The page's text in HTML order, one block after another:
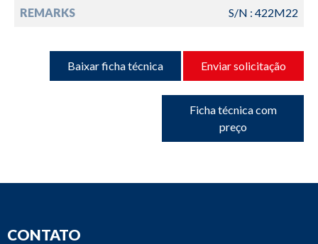
REMARKS S/N : 422M22
Baixar ficha técnica Enviar solicitação
Ficha técnica com
preço
CONTATO